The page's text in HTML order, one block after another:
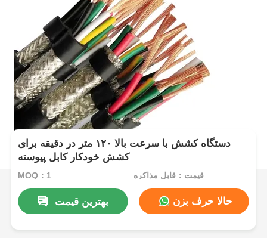
دستگاه کشش با سرعت بالا ۱۲۰ متر در دقیقه برای
کشش خودکار کابل پیوسته
MOQ：1 قیمت：قابل مذاکره
بهترین قیمت حالا حرف بزن